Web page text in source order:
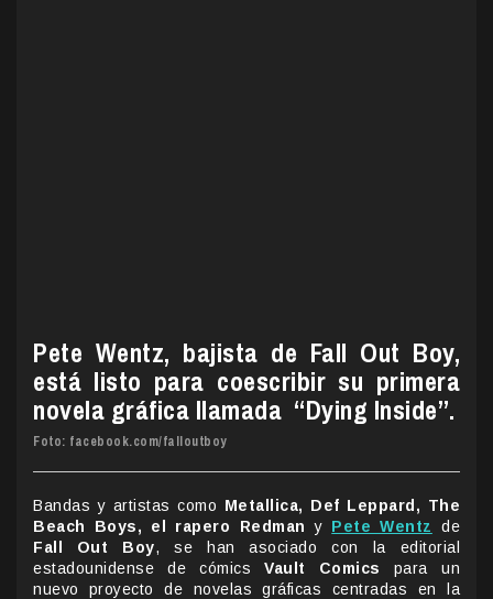
Pete Wentz, bajista de Fall Out Boy,
está listo para coescribir su primera
novela gráfica llamada “Dying Inside”.
Foto: facebook.com/falloutboy
Bandas y artistas como Metallica, Def Leppard, The
Beach Boys, el rapero Redman y Pete Wentz
de
Fall Out Boy, se han asociado con la editorial
estadounidense de cómicsVault Comics
para un
nuevo proyecto de novelas gráficas centradas en la